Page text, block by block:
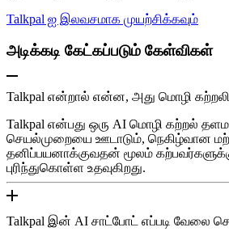
Talkpal ஐ இலவசமாக முயற்சிக்கவும்
அடிக்கடி கேட்கப்படும் கேள்விகள்
Talkpal என்றால் என்ன, அது மொழி
Talkpal என்பது ஒரு AI மொழி கற்றல்
செயல்முறையை ஊடாடும், நெகிழ்வான
தனிப்பயனாக்குவதன் மூலம்
புரிந்துகொள்ள உதவுகிறது.
Talkpal இன் AI சாட்போட் எப்படி வேலை